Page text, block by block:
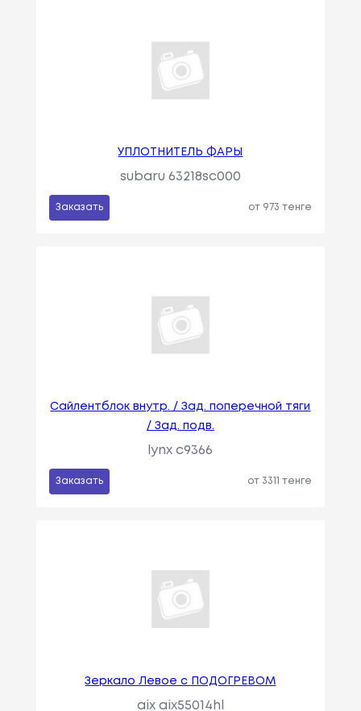
УПЛОТНИТЕЛЬ ФАРЫ
subaru 63218sc000
Заказать от 973 тенге
Сайлентблок внутр. / Зад. поперечной тяги
/ Зад. подв.
lynx c9366
Заказать от 3311 тенге
Зеркало Левое с ПОДОГРЕВОМ
aix aix55014hl